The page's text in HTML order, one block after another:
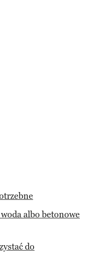
albo betonowe
do